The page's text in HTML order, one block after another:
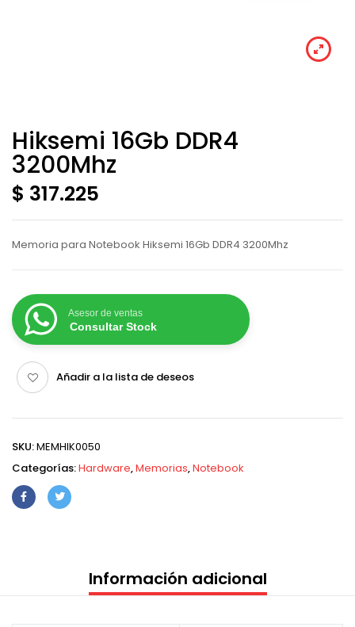
Hiksemi 16Gb DDR4
3200Mhz
$ 317.225
Memoria para Notebook Hiksemi 16Gb DDR4 3200Mhz
Asesor de ventas
Consultar Stock
Añadir a la lista de deseos
SKU:MEMHIK0050
Categorías:Hardware,Memorias,Notebook
Información adicional